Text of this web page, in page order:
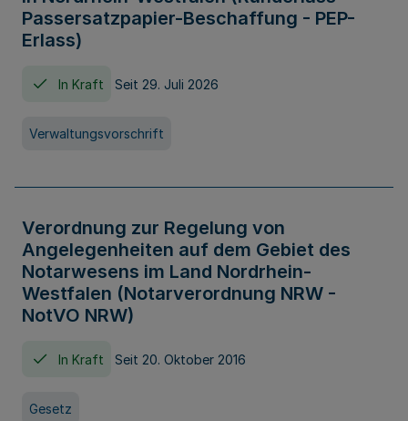
Passersatzpapier-Beschaffung - PEP-
Erlass)
In Kraft Seit 29. Juli 2026
Verwaltungsvorschrift
Verordnung zur Regelung von
Angelegenheiten auf dem Gebiet des
Notarwesens im Land Nordrhein-
Westfalen (Notarverordnung NRW -
NotVO NRW)
In Kraft Seit 20. Oktober 2016
Gesetz